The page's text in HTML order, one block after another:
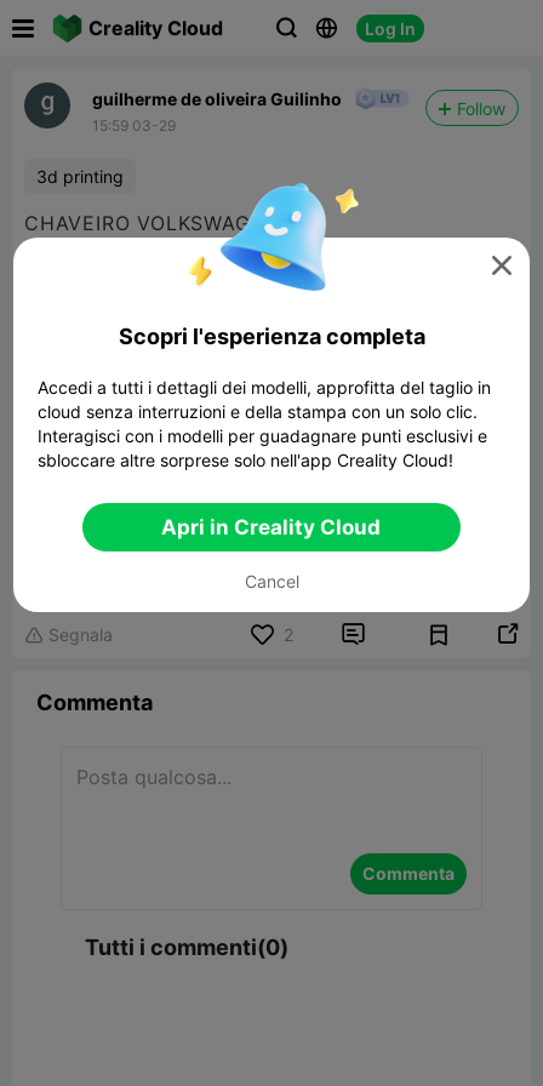
Creality Cloud   Log In
guilherme de oliveira Guilinho
15:59 03-29
Follow
3d printing
CHAVEIRO VOLKSWAGEN
Peugeot honyecomb logo keychain
 Segnala 2  
Commenta
Commenta
Tutti i commenti(0)

Scopri l'esperienza completa
Accedi a tutti i dettagli dei modelli, approfitta del taglio in
cloud senza interruzioni e della stampa con un solo clic.
Interagisci con i modelli per guadagnare punti esclusivi e
sbloccare altre sorprese solo nell'app Creality Cloud!
Apri in Creality Cloud
Cancel